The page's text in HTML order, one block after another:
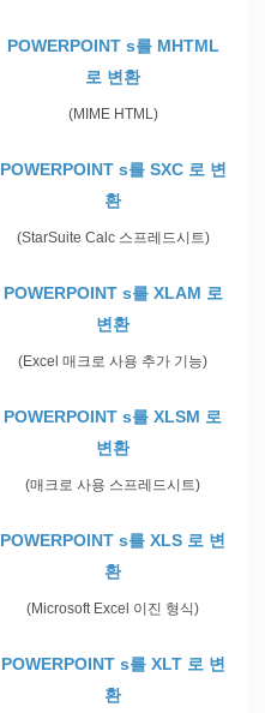
POWERPOINT s를 MHTML
로 변환
(MIME HTML)
POWERPOINT s를 SXC 로 변
환
(StarSuite Calc 스프레드시트)
POWERPOINT s를 XLAM 로
변환
(Excel 매크로 사용 추가 기능)
POWERPOINT s를 XLSM 로
변환
(매크로 사용 스프레드시트)
POWERPOINT s를 XLS 로 변
환
(Microsoft Excel 이진 형식)
POWERPOINT s를 XLT 로 변
환